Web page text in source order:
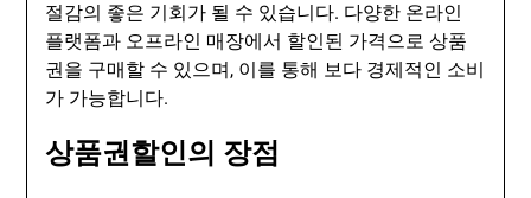
절감의 좋은 기회가 될 수 있습니다. 다양한 온라인
플랫폼과 오프라인 매장에서 할인된 가격으로 상품
권을 구매할 수 있으며, 이를 통해 보다 경제적인 소비
가 가능합니다.
상품권할인의 장점